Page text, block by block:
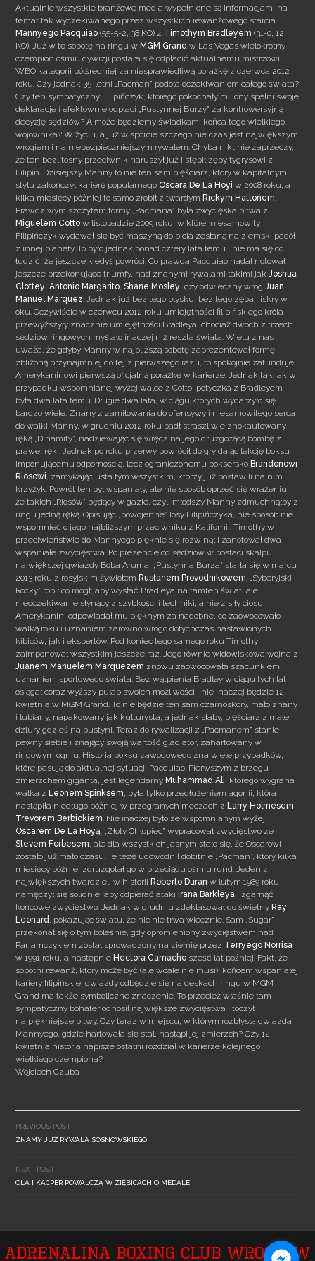
Aktualnie wszystkie branżowe media wypełnione są informacjami na
temat tak wyczekiwanego przez wszystkich rewanżowego starcia
Mannyego Pacquiao (55-5-2, 38 KO) z Timothym Bradleyem (31-0, 12
KO). Już w tę sobotę na ringu wMGM Grand w Las Vegas wielokrotny
czempion ośmiu dywizji postara się odpłacić aktualnemu mistrzowi
WBO kategorii półśredniej za niesprawiedliwą porażkę z czerwca 2012
roku. Czy jednak 35-letni „Pacman” podoła oczekiwaniom całego świata?
Czy ten sympatyczny Filipińczyk, którego pokochały miliony spełni swoje
deklaracje i efektownie odpłaci „Pustynnej Burzy” za kontrowersyjną
decyzję sędziów? A może będziemy świadkami końca tego wielkiego
wojownika? W życiu, a już w sporcie szczególnie czas jest największym
wrogiem i najniebezpieczniejszym rywalem. Chyba nikt nie zaprzeczy,
że ten bezlitosny przeciwnik naruszył już i stępił zęby tygrysowi z
Filipin. Dzisiejszy Manny to nie ten sam pięściarz, który w kapitalnym
stylu zakończył karierę popularnego Oscara De La Hoyi w 2008 roku, a
kilka miesięcy później to samo zrobił z twardymRickym Hattonem
Prawdziwym szczytem formy „Pacmana” była zwycięska bitwa z
Miguelem Cotto w listopadzie 2009 roku, w której niesamowity
Filipińczyk wydawał się być maszyną do bicia zesłaną na ziemski padół
z innej planety. To było jednak ponad cztery lata temu i nie ma się co
łudzić, że jeszcze kiedyś powróci. Co prawda Pacquiao nadal notował
jeszcze przekonujące triumfy, nad znanymi rywalami takimi jakJoshua
Clottey ,Antonio Margarito ,Shane Mosley , czy odwieczny wrógJuan
Manuel Marquez
. Jednak już bez tego błysku, bez tego zęba i iskry w
oku. Oczywiście w czerwcu 2012 roku umiejętności filipińskiego króla
przewyższyły znacznie umiejętności Bradleya, chociaż dwóch z trzech
sędziów ringowych myślało inaczej niż reszta świata. Wielu z nas
uważa, że gdyby Manny w najbliższą sobotę zaprezentował formę
zbliżoną przynajmniej do tej z pierwszego razu, to spokojnie zafunduje
Amerykaninowi pierwszą oficjalną porażkę w karierze. Jednak tak jak w
przypadku wspomnianej wyżej walce z Cotto, potyczka z Bradleyem
była dwa lata temu. Długie dwa lata, w ciągu których wydarzyło się
bardzo wiele. Znany z zamiłowania do ofensywy i niesamowitego serca
do walki Manny, w grudniu 2012 roku padł straszliwie znokautowany
ręką „Dinamity”, nadziewając się wręcz na jego druzgocącą bombę z
prawej ręki. Jednak po roku przerwy powrócił do gry dając lekcję boksu
imponującemu odpornością, lecz ograniczonemu bokserskoBrandonowi
Riosowi , zamykając usta tym wszystkim, którzy już postawili na nim
krzyżyk. Powrót ten był wspaniały, ale nie sposób oprzeć się wrażeniu,
że takich „Riosów” będący w gazie, czyli młodszy Manny zdmuchnąłby z
ringu jedną ręką. Opisując „powojenne” losy Filipińczyka, nie sposób nie
wspomnieć o jego najbliższym przeciwniku z Kalifornii. Timothy w
przeciwieństwie do Mannyego pięknie się rozwinął i zanotował dwa
wspaniałe zwycięstwa. Po prezencie od sędziów w postaci skalpu
największej gwiazdy Boba Aruma, „Pustynna Burza” starła się w marcu
2013 roku z rosyjskim żywiołemRusłanem Provodnikowem
. „Syberyjski
Rocky” robił co mógł, aby wysłać Bradleya na tamten świat, ale
nieoczekiwanie słynący z szybkości i techniki, a nie z siły ciosu
Amerykanin, odpowiadał mu pięknym za nadobne, co zaowocowało
walką roku i uznaniem zarówno wrogo dotychczas nastawionych
kibiców, jak i ekspertów. Pod koniec tego samego roku Timothy
zaimponował wszystkim jeszcze raz. Jego równie widowiskowa wojna z
Juanem Manuelem Marquezem znowu zaowocowała szacunkiem i
uznaniem sportowego świata. Bez wątpienia Bradley w ciągu tych lat
osiągał coraz wyższy pułap swoich możliwości i nie inaczej będzie 12
kwietnia w MGM Grand. To nie będzie ten sam czarnoskóry, mało znany
i lubiany, napakowany jak kulturysta, a jednak słaby, pięściarz z małej
dziury gdzieś na pustyni. Teraz do rywalizacji z „Pacmanem” stanie
pewny siebie i znający swoją wartość gladiator, zahartowany w
ringowym ogniu. Historia boksu zawodowego zna wiele przypadków,
które pasują do aktualnej sytuacji Pacquiao. Pierwszym z brzegu
zmierzchem giganta, jest legendarnyMuhammad Ali , którego wygrana
walka zLeonem Spinksem , była tylko przedłużeniem agonii, która
nastąpiła niedługo później w przegranych meczach zLarry Holmesem i
Trevorem Berbickiem . Nie inaczej było ze wspomnianym wyżej
Oscarem De La Hoyą
. „Złoty Chłopiec” wypracował zwycięstwo ze
Stevem Forbesem , ale dla wszystkich jasnym stało się, że Oscarowi
zostało już mało czasu. Te tezę udowodnił dobitnie „Pacman”, który kilka
miesięcy później zdruzgotał go w przeciągu ośmiu rund. Jeden z
największych twardzieli w historiiRoberto Duran w lutym 1989 roku
namęczył się solidnie, aby odpierać atakiIrana Barkleya i zgarnąć
końcowe zwycięstwo. Jednak w grudniu zdeklasował go świetnyRay
Leonard
, pokazując światu, że nic nie trwa wiecznie. Sam „Sugar”
przekonał się o tym boleśnie, gdy opromieniony zwycięstwem nad
Panamczykiem został sprowadzony na ziemię przez Terryego Norrisa
w 1991 roku, a następnieHectora Camacho sześć lat później. Fakt, że
sobotni rewanż, który może być (ale wcale nie musi), końcem wspaniałej
kariery filipińskiej gwiazdy odbędzie się na deskach ringu w MGM
Grand ma także symboliczne znaczenie. To przecież właśnie tam
sympatyczny bohater odnosił największe zwycięstwa i toczył
najpiękniejsze bitwy. Czy teraz w miejscu, w którym rozbłysła gwiazda
Mannyego, gdzie hartowała się stal, nastąpi jej zmierzch? Czy 12
kwietnia historia napisze ostatni rozdział w karierze kolejnego
wielkiego czempiona?
Wojciech Czuba
navigation
PREVIOUS POST
ZNAMY JUŻ RYWALA SOSNOWSKIEGO
NEXT POST
OLA I KACPER POWALCZĄ W ZIĘBICACH O MEDALE
Adrenalina Boxing Club Wrocław